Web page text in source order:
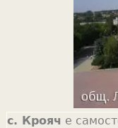
с. Крояч е